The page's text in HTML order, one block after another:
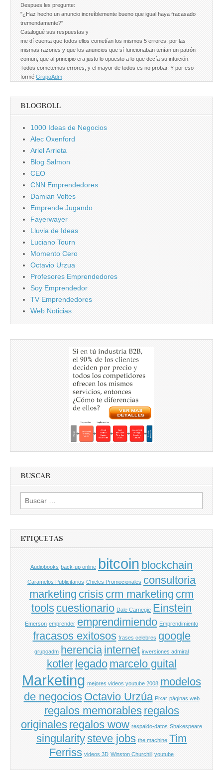
Despues les pregunte:
"¿Haz hecho un anuncio increíblemente bueno que igual haya fracasado
tremendamente?"
Catalogué sus respuestas y
me dí cuenta que todos ellos cometían los mismos 5 errores, por las
mismas razones y que los anuncios que sí funcionaban tenían un patrón
comun, que al principio era justo lo opuesto a lo que decía su intuición.
Todos cometemos errores, y el mayor de todos es no probar. Y por eso
formé GrupoAdm
BLOGROLL
1000 Ideas de Negocios
Alec Oxenford
Ariel Arrieta
Blog Salmon
CEO
CNN Emprendedores
Damian Voltes
Emprende Jugando
Fayerwayer
Lluvia de Ideas
Luciano Tourn
Momento Cero
Octavio Urzua
Profesores Emprendedores
Soy Emprendedor
TV Emprendedores
Web Noticias
BUSCAR
Buscar
por:
ETIQUETAS
Audiobooks back-up online bitcoin blockchain
Caramelos Publicitarios Chicles Promocionales consultoria
marketing crisis crm marketing crm
tools cuestionario Dale Carnegie Einstein
Emerson emprender emprendimiendo Emprendimiento
fracasos exitosos frases celebres google
grupoadm herencia internet inversiones admiral
kotler legado marcelo guital
Marketing mejores videos youtube 2008 modelos
de negocios Octavio Urzúa Pixar páginas web
regalos memorables regalos
originales regalos wow respaldo-datos Shakespeare
singularitysteve jobs the machine Tim
Ferriss videos 3D Winston Churchill youtube